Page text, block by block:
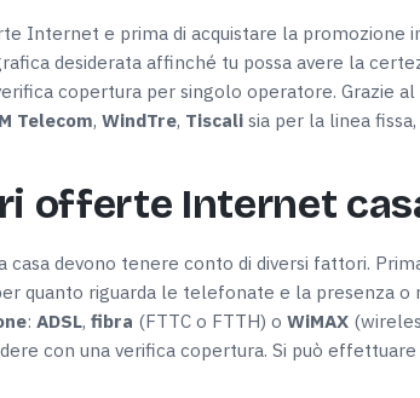
Preferenze
Accetta selezionati
Internet e prima di acquistare la promozione
desiderata affinché tu possa avere la
copertura per singolo operatore. Grazie
Telecom, WindTre, Tiscali sia per la linea
offerte Internet
devono tenere conto di diversi fattori.
quanto riguarda le telefonate e la presenza
: ADSL, fibra (FTTC o FTTH) o WiMAX
con una verifica copertura. Si può